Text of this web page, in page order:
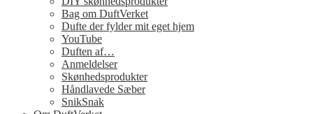
Bag om DuftVerket
Dufte der fylder mit eget hjem
YouTube
Duften af…
Anmeldelser
Skønhedsprodukter
Håndlavede Sæber
SnikSnak